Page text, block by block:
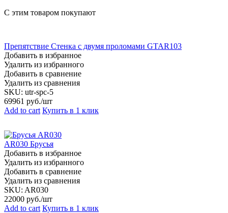
С этим товаром покупают
Препятствие Стенка с двумя проломами GTAR103
Добавить в избранное
Удалить из избранного
Добавить в сравнение
Удалить из сравнения
SKU: utr-spc-5
69961 руб./шт
Add to cart Купить в 1 клик
AR030 Брусья
Добавить в избранное
Удалить из избранного
Добавить в сравнение
Удалить из сравнения
SKU: AR030
22000 руб./шт
Add to cart Купить в 1 клик